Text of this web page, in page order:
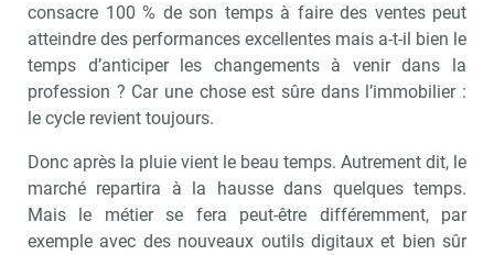
consacre 100 % de son temps à faire des ventes peut
atteindre des performances excellentes mais a-t-il bien le
temps d’anticiper les changements à venir dans la
profession ? Car une chose est sûre dans l’immobilier :
le cycle revient toujours.
Donc après la pluie vient le beau temps. Autrement dit, le
marché repartira à la hausse dans quelques temps.
Mais le métier se fera peut-être différemment, par
exemple avec des nouveaux outils digitaux et bien sûr